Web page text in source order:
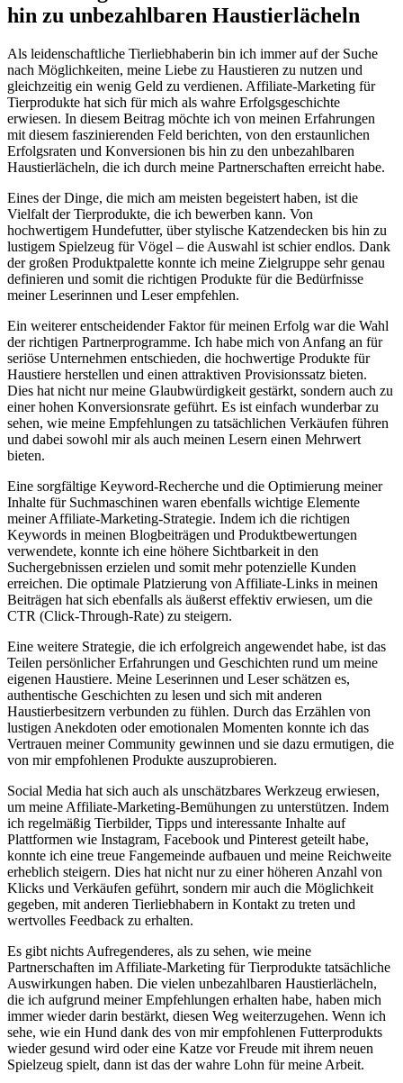
hin zu unbezahlbaren Haustierlächeln
Als leidenschaftliche Tierliebhaberin ⁣bin⁣ ich‌ immer auf der Suche
nach ​Möglichkeiten, meine Liebe ‌zu Haustieren zu nutzen und
gleichzeitig ein wenig Geld‍ zu verdienen. ⁤Affiliate-Marketing für
Tierprodukte hat ⁤sich für‍ mich⁢ als wahre Erfolgsgeschichte
erwiesen. In⁤ diesem Beitrag‌ möchte ich ​von meinen Erfahrungen
mit diesem faszinierenden Feld berichten, von den⁤ erstaunlichen‌
Erfolgsraten und Konversionen bis hin⁤ zu den unbezahlbaren
‍Haustierlächeln, die ich durch meine⁤ Partnerschaften erreicht⁢ habe.
Eines der Dinge, die mich am meisten ⁢begeistert haben, ist ‌die
⁢Vielfalt der Tierprodukte, die ich bewerben​ kann. Von
⁢hochwertigem Hundefutter,​ über ‍stylische Katzendecken ⁣bis hin‌ zu
lustigem​ Spielzeug für Vögel – die Auswahl ist schier⁤ endlos. Dank ​
der ​großen Produktpalette konnte ich meine Zielgruppe ‍sehr genau⁣
definieren⁣ und ⁢somit ⁢die richtigen Produkte für die Bedürfnisse⁢
meiner Leserinnen und Leser⁣ empfehlen.
Ein ​weiterer entscheidender ‌Faktor für meinen Erfolg war⁣ die Wahl
‍der richtigen Partnerprogramme. Ich habe mich von Anfang an⁤ für
seriöse Unternehmen entschieden,⁣ die hochwertige Produkte für⁢
Haustiere herstellen und einen attraktiven⁣ Provisionssatz bieten.
Dies hat nicht nur meine Glaubwürdigkeit gestärkt, ‍sondern auch zu
einer hohen Konversionsrate geführt. Es ist einfach wunderbar zu
sehen, wie ‌meine Empfehlungen ​zu tatsächlichen Verkäufen‍ führen
und dabei⁢ sowohl​ mir als ⁢auch⁣ meinen Lesern‍ einen ⁢Mehrwert
bieten.
Eine sorgfältige ‍Keyword-Recherche ‌und‍ die Optimierung meiner
Inhalte für ⁢Suchmaschinen waren ebenfalls ‌wichtige⁣ Elemente
meiner ⁢Affiliate-Marketing-Strategie. Indem ich die richtigen
Keywords in meinen Blogbeiträgen und Produktbewertungen
⁤verwendete,⁤ konnte ich eine höhere ⁤Sichtbarkeit in den
Suchergebnissen erzielen und somit mehr potenzielle​ Kunden⁣
erreichen. Die optimale Platzierung von Affiliate-Links in meinen
Beiträgen hat sich ebenfalls ⁢als äußerst effektiv⁤ erwiesen,⁣ um die
CTR (Click-Through-Rate) zu steigern.
Eine weitere⁢ Strategie, die ich ⁣erfolgreich angewendet habe, ist ⁤das
Teilen persönlicher Erfahrungen und Geschichten rund um meine
eigenen ⁢Haustiere. ‌Meine Leserinnen und Leser schätzen ⁢es,
authentische⁢ Geschichten ⁣zu lesen und sich mit anderen
Haustierbesitzern verbunden zu fühlen. Durch das ⁤Erzählen‍ von
lustigen Anekdoten oder emotionalen​ Momenten​ konnte ich das ​
Vertrauen meiner Community gewinnen und⁢ sie dazu ermutigen, ⁣die
von mir empfohlenen Produkte auszuprobieren.
Social ⁢Media hat sich ⁤auch‍ als unschätzbares Werkzeug⁢ erwiesen,
um meine Affiliate-Marketing-Bemühungen zu‌ unterstützen. Indem
ich regelmäßig Tierbilder, Tipps und‌ interessante Inhalte auf
Plattformen ‌wie Instagram, Facebook ⁤und ⁣Pinterest geteilt habe,
konnte ich ​eine treue ​Fangemeinde aufbauen⁤ und meine ⁤Reichweite⁢
erheblich steigern. Dies hat‌ nicht nur zu⁢ einer⁣ höheren Anzahl von
Klicks und​ Verkäufen geführt,‌ sondern mir‌ auch ⁤die ‌Möglichkeit
gegeben, mit anderen Tierliebhabern in⁣ Kontakt zu treten und
wertvolles Feedback⁣ zu erhalten.
Es ‍gibt⁢ nichts Aufregenderes, als ⁤zu sehen, wie meine
Partnerschaften im Affiliate-Marketing für Tierprodukte tatsächliche
‌Auswirkungen⁣ haben. Die vielen unbezahlbaren Haustierlächeln,
die ich aufgrund meiner Empfehlungen erhalten ‌habe, haben mich
immer⁣ wieder darin bestärkt, diesen‍ Weg weiterzugehen. Wenn ich
sehe, wie ein Hund dank des⁣ von mir empfohlenen Futterprodukts
wieder gesund wird oder eine ​Katze⁢ vor Freude mit ihrem neuen ​
Spielzeug spielt, dann ​ist​ das ⁤der wahre ‍Lohn​ für meine Arbeit.